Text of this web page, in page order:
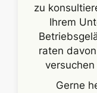
zu
Ihrem
raten
Gerne